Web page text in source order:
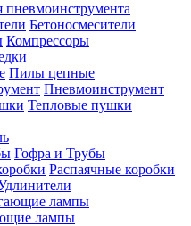
пневмоинструмента
Бетоносмесители
Компрессоры
Пилы цепные
Пневмоинструмент
Тепловые пушки
Гофра и Трубы
Распаячные коробки
лампы